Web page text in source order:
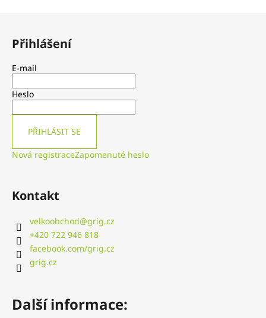
u
e
e
GRIG
SUŠENÉ
KOBYLKY
PRODEJ
Z
Přihlášení
E-mail
Heslo
PŘIHLÁSIT SE
Nová registraceZapomenuté heslo
Kontakt
velkoobchod@grig.cz
+420 722 946 818
facebook.com/grig.cz
grig.cz
Další informace: